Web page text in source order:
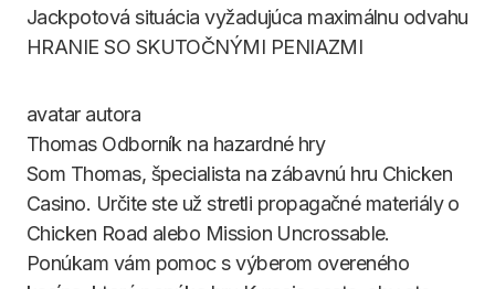
Jackpotová situácia vyžadujúca maximálnu odvahu
HRANIE SO SKUTOČNÝMI PENIAZMI
Thomas Odborník na hazardné hry
Som Thomas, špecialista na zábavnú hru Chicken
Casino. Určite ste už stretli propagačné materiály o
Chicken Road alebo Mission Uncrossable.
Ponúkam vám pomoc s výberom overeného